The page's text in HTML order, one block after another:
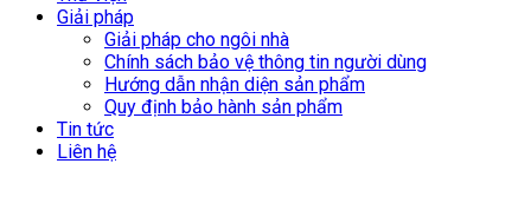
Giải pháp
Giải pháp cho ngôi nhà
Chính sách bảo vệ thông tin người dùng
Hướng dẫn nhận diện sản phẩm
Quy định bảo hành sản phẩm
Tin tức
Liên hệ